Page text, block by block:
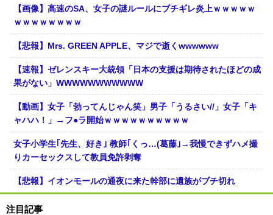
【画像】高速のSA、女子の謎ルールにブチギレ炎上ｗｗｗｗｗ
ｗｗｗｗｗｗｗｗ
【悲報】Mrs. GREEN APPLE、マジで逝くwwwwww
【速報】ゼレンスキー大統領「日本の支援は期待されたほどの成
果がない」WWWWWWWWWWW
【動画】女子「勃ってんじゃん笑」男子「うるさい//」女子「キ
ャハハ！」→フ●ラ開始ｗｗｗｗｗｗｗｗｗｗ
女子小学生｢先生、好き｣ 教師｢くっ…(葛藤｣→我慢できずハメ撮
りカーセックスして教員免許剥奪
【悲報】イオンモールの通夜に来た幹部に遺族がブチ切れ
注目記事